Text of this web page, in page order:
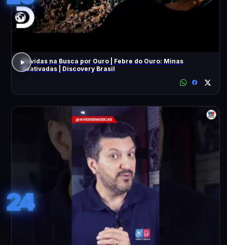
Dúvidas na Busca por Ouro | Febre do Ouro: Minas
Reativadas | Discovery Brasil
24